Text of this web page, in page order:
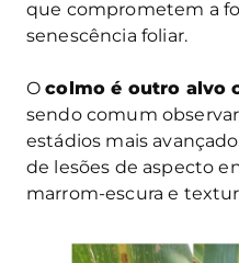
que comprometem a
senescência foliar.
Ocolmo é outro alvo
sendo comum
estádios mais
de lesões de aspecto
marrom-escura e